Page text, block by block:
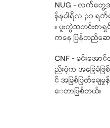
NUG -လက်တွေ့အ
န်နဝါရီလ ၃၁ ရက်
။ ပူးတွဲသတင်းစ
ကနေ ပြန်တည်ဆ
CNF -မင်းအော
ည်းပုံက အခြေခံဖ
င် အမြစ်ပြတ်ချ
ေတာဖြစ်တယ်။